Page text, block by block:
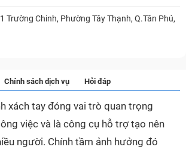
Trường Chinh, Phường Tây Thạnh, Q.Tân Phú,
Chính sách dịch vụ Hỏi đáp
xách tay đóng vai trò quan trọng
việc và là công cụ hỗ trợ tạo nên
người. Chính tầm ảnh hưởng đó